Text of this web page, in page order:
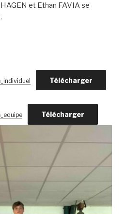
et Ethan FAVIA se
Télécharger
Télécharger